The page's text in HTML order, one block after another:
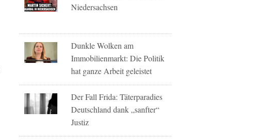
Niedersachsen
Dunkle Wolken am
Immobilienmarkt: Die Politik
hat ganze Arbeit geleistet
Der Fall Frida: Täterparadies
Deutschland dank „sanfter“
Justiz